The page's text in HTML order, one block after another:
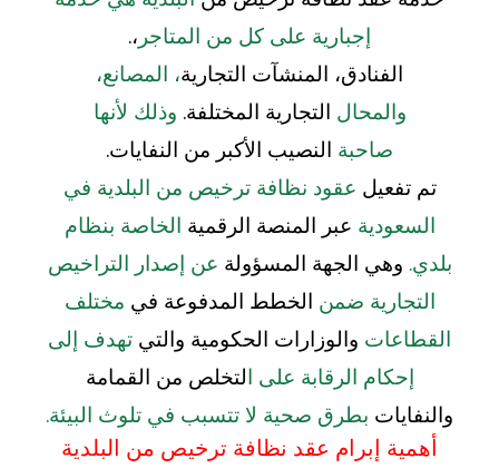
إجبارية على كل من المتاجر ،.
الفنادق، المنشآت التجارية، المصانع،
والمحال التجارية المختلفة. وذلك لأنها
صاحبة النصيب الأكبر من النفايات.
تم تفعيل عقود نظافة ترخيص من البلدية في
السعودية عبر المنصة الرقمية الخاصة بنظام
بلدي. وهي الجهة المسؤولة عن إصدار التراخيص
التجارية ضمن الخطط المدفوعة في مختلف
القطاعات والوزارات الحكومية والتي تهدف إلى
إحكام الرقابة على التخلص من القمامة
والنفايات بطرق صحية لا تتسبب في تلوث البيئة.
أهمية إبرام عقد نظافة ترخيص من البلدية